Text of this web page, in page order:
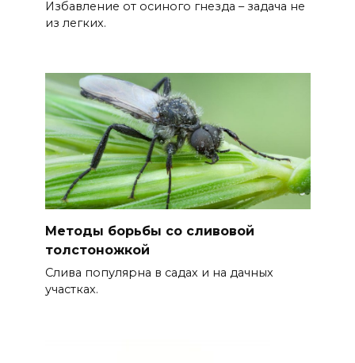
Избавление от осиного гнезда – задача не
из легких.
Методы борьбы со сливовой
толстоножкой
Слива популярна в садах и на дачных
участках.